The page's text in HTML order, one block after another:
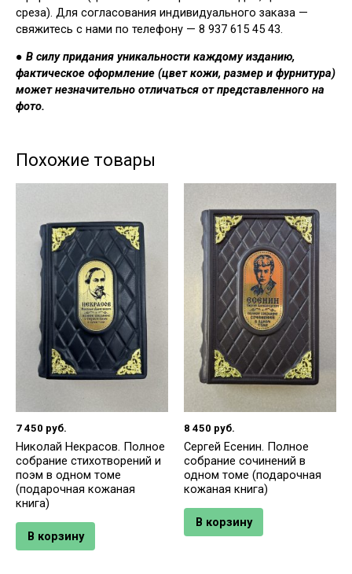
среза). Для согласования индивидуального заказа —
свяжитесь с нами по телефону — 8 937 615 45 43.
● В силу придания уникальности каждому изданию,
фактическое оформление (цвет кожи, размер и фурнитура)
может незначительно отличаться от представленного на
фото.
Похожие товары
7 450 руб.
Николай Некрасов. Полное
собрание стихотворений и
поэм в одном томе
(подарочная кожаная
книга)
В корзину
8 450 руб.
Сергей Есенин. Полное
собрание сочинений в
одном томе (подарочная
кожаная книга)
В корзину